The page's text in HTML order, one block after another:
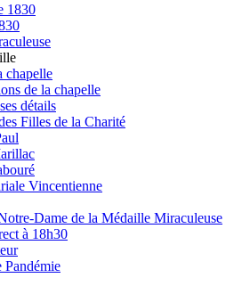
1830
chapelle
de la chapelle
détails
Filles de la Charité
Vincentienne
Dame de la Médaille Miraculeuse
à 18h30
Pandémie